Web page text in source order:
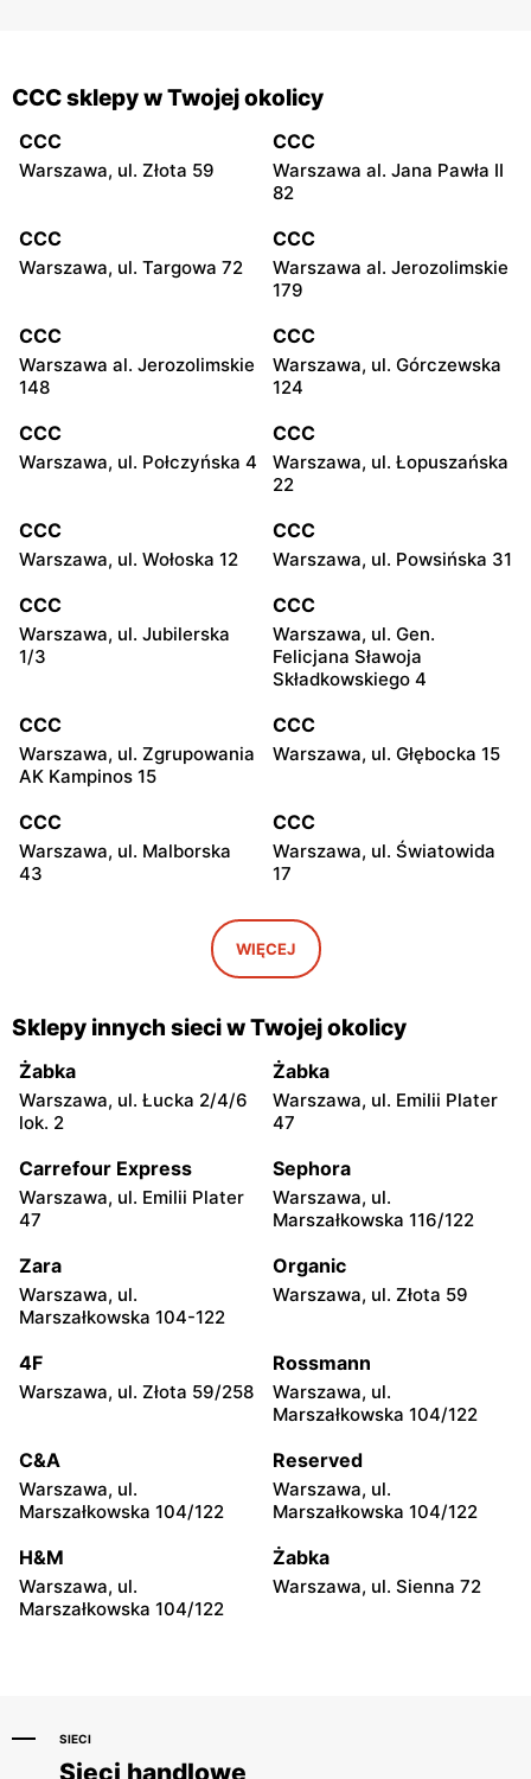
CCC sklepy w Twojej okolicy
CCC
Warszawa, ul. Złota 59
CCC
Warszawa al. Jana Pawła II
82
CCC
Warszawa, ul. Targowa 72
CCC
Warszawa al. Jerozolimskie
179
CCC
Warszawa al. Jerozolimskie
148
CCC
Warszawa, ul. Górczewska
124
CCC
Warszawa, ul. Połczyńska 4
CCC
Warszawa, ul. Łopuszańska
22
CCC
Warszawa, ul. Wołoska 12
CCC
Warszawa, ul. Powsińska 31
CCC
Warszawa, ul. Jubilerska
1/3
CCC
Warszawa, ul. Gen.
Felicjana Sławoja
Składkowskiego 4
CCC
Warszawa, ul. Zgrupowania
AK Kampinos 15
CCC
Warszawa, ul. Głębocka 15
CCC
Warszawa, ul. Malborska
43
CCC
Warszawa, ul. Światowida
17
CCC
Warszawa, ul. Kazimierza
Szpotańskiego 4
CCC
Łomianki, ul. Brukowa 25
CCC
Janki, ul. Mszczonowska 3
CCC
Pruszków, ul. Henryka
CCC
Legionowo, ul. Jerzego
CCC
Legionowo, ul. Marsz.
CCC
Józefów, ul. 3 Maja 148
CCC
Wołomin, ul. Geodetów 2
CCC
CCC
Podkowa Leśna, ul. Gołębia
CCC
Radzymin, ul. Konstytucji 3
Maja 13
CCC
Błonie, ul. Powstańców 12
CCC
Grodzisk Mazowiecki, ul.
Królewska 48
CCC
Nowy Dwór Mazowiecki, ul.
Warszawska 36
CCC
Mińsk Mazowiecki, ul.
WIĘCEJ
Sklepy innych sieci w Twojej okolicy
Żabka
Warszawa, ul. Łucka 2/4/6
lok. 2
Żabka
Warszawa, ul. Emilii Plater
47
Carrefour Express
Warszawa, ul. Emilii Plater
47
Sephora
Warszawa, ul.
Marszałkowska 116/122
Zara
Warszawa, ul.
Marszałkowska 104-122
Organic
Warszawa, ul. Złota 59
4F
Warszawa, ul. Złota 59/258
Rossmann
Warszawa, ul.
Marszałkowska 104/122
C&A
Warszawa, ul.
Marszałkowska 104/122
Reserved
Warszawa, ul.
Marszałkowska 104/122
H&M
Warszawa, ul.
Marszałkowska 104/122
Żabka
Warszawa, ul. Sienna 72
SIECI
Sieci handlowe